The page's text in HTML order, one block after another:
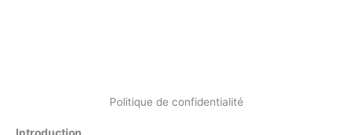
Politique de confidentialité
Introduction